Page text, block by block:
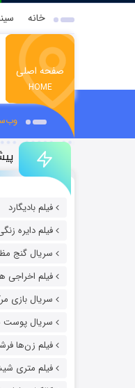
خانه
صفحه اصلی
HOME
فیلم بادیگارد
فیلم دایره
سریال گنج
فیلم اخراجی ها
سریال بازی
سریال پوست
فیلم زن‌ها
فیلم متری